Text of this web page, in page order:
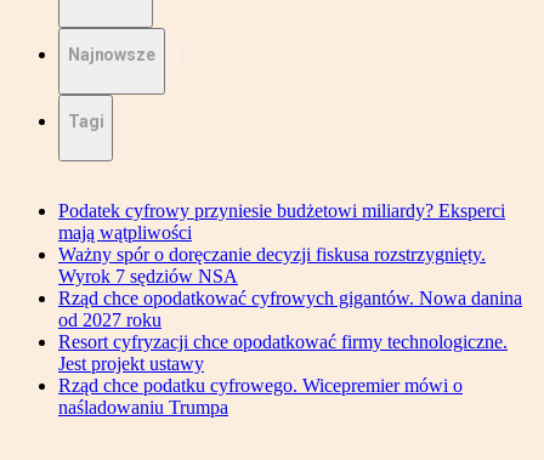
Najnowsze
Tagi
Podatek cyfrowy przyniesie budżetowi miliardy? Eksperci
mają wątpliwości
Ważny spór o doręczanie decyzji fiskusa rozstrzygnięty.
Wyrok 7 sędziów NSA
Rząd chce opodatkować cyfrowych gigantów. Nowa danina
od 2027 roku
Resort cyfryzacji chce opodatkować firmy technologiczne.
Jest projekt ustawy
Rząd chce podatku cyfrowego. Wicepremier mówi o
naśladowaniu Trumpa